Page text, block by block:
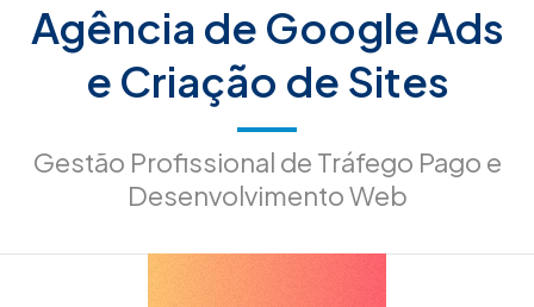
Agência de Google Ads
e Criação de Sites
Gestão Profissional de Tráfego Pago e
Desenvolvimento Web